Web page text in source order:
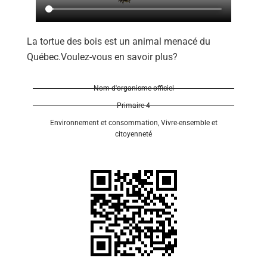
La tortue des bois est un animal menacé du
Québec.Voulez-vous en savoir plus?
Nom d'organisme officiel
Primaire 4
Environnement et consommation Vivre-ensemble et
citoyenneté